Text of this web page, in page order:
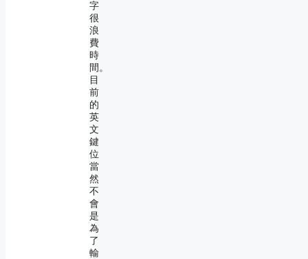
字
很
浪
費
時
間。
目
前
的
英
文
鍵
位
當
然
不
會
是
為
了
輸